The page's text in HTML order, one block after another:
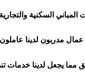
المباني السكنية
عمال مدربون لدينا
مما يجعل لدينا خدمات